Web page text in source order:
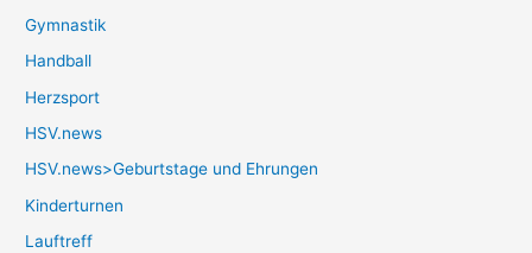
Gymnastik
Handball
Herzsport
HSV.news
HSV.news>Geburtstage und Ehrungen
Kinderturnen
Lauftreff